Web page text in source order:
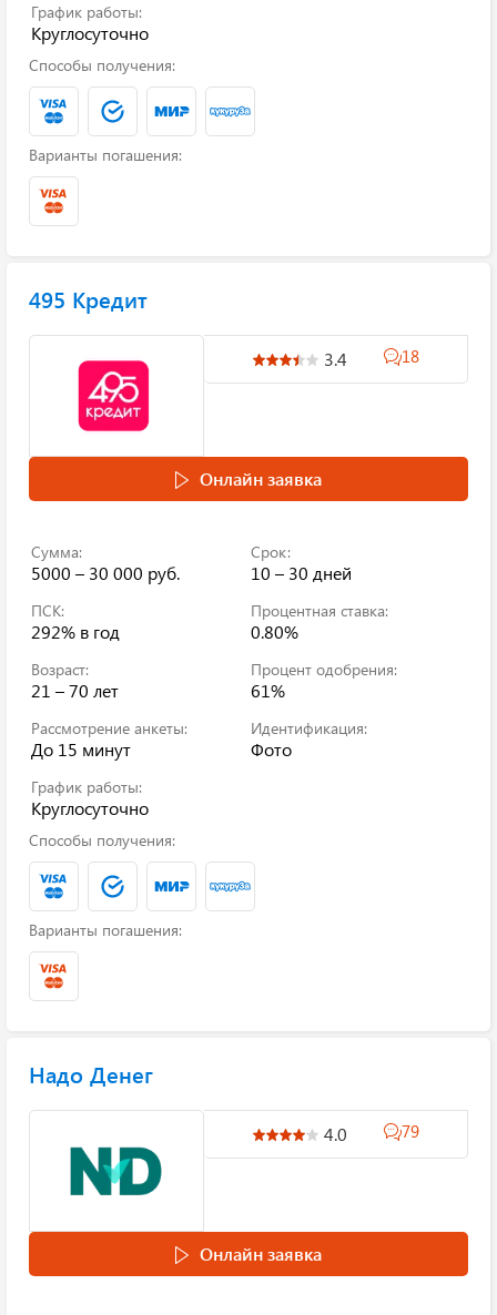
График работы:
Круглосуточно
Способы получения:
Варианты погашения:
495 Кредит
3.4 18
Онлайн заявка
Сумма:
5000 – 30 000 руб.
Срок:
10 – 30 дней
ПСК:
292% в год
Процентная ставка:
0.80%
Возраст:
21 – 70 лет
Процент одобрения:
61%
Рассмотрение анкеты:
До 15 минут
Идентификация:
Фото
График работы:
Круглосуточно
Способы получения:
Варианты погашения:
Надо Денег
4.0 79
Онлайн заявка